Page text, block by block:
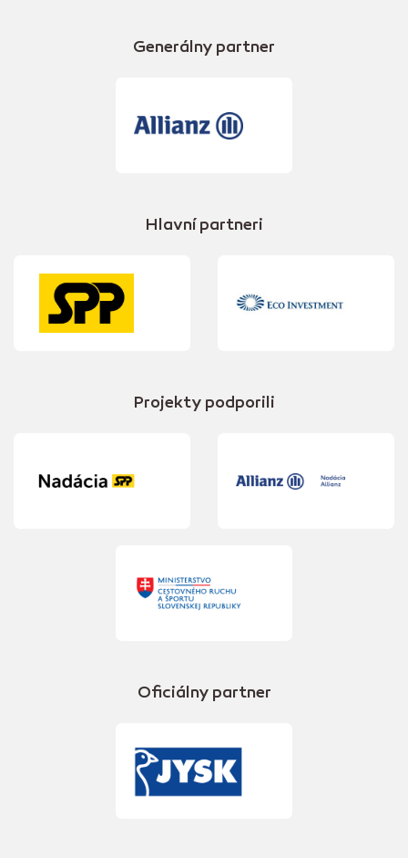
Generálny partner
Hlavní partneri
Projekty podporili
Oficiálny partner